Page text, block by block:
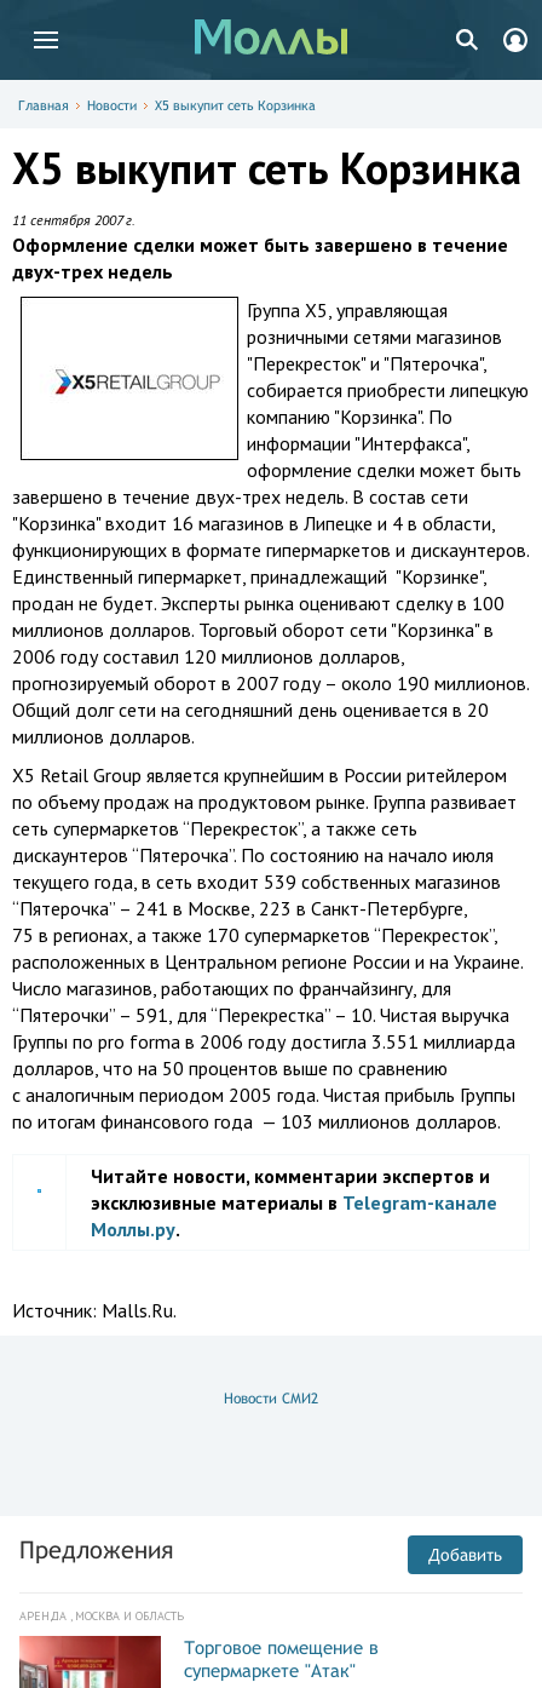
Главная Новости X5 выкупит сеть Корзинка
X5 выкупит сеть Корзинка
11 сентября 2007 г.
Оформление сделки может быть завершено в течение
двух-трех недель
Группа X5, управляющая
розничными сетями магазинов
"Перекресток" и "Пятерочка",
собирается приобрести липецкую
компанию "Корзинка". По
информации "Интерфакса",
оформление сделки может быть
завершено в течение двух-трех недель. В состав сети
"Корзинка" входит 16 магазинов в Липецке и 4 в области,
функционирующих в формате гипермаркетов и дискаунтеров.
Единственный гипермаркет, принадлежащий "Корзинке",
продан не будет. Эксперты рынка оценивают сделку в 100
миллионов долларов. Торговый оборот сети "Корзинка" в
2006 году составил 120 миллионов долларов,
прогнозируемый оборот в 2007 году – около 190 миллионов.
Общий долг сети на сегодняшний день оценивается в 20
миллионов долларов.
X5 Retail Group является крупнейшим в России ритейлером
по объему продаж на продуктовом рынке. Группа развивает
сеть супермаркетов “Перекресток”, а также сеть
дискаунтеров “Пятерочка”. По состоянию на начало июля
текущего года, в сеть входит 539 собственных магазинов
“Пятерочка” – 241 в Москве, 223 в Санкт-Петербурге,
75 в регионах, а также 170 супермаркетов “Перекресток”,
расположенных в Центральном регионе России и на Украине.
Число магазинов, работающих по франчайзингу, для
“Пятерочки” – 591, для “Перекрестка” – 10. Чистая выручка
Группы по pro forma в 2006 году достигла 3.551 миллиарда
долларов, что на 50 процентов выше по сравнению
с аналогичным периодом 2005 года. Чистая прибыль Группы
по итогам финансового года — 103 миллионов долларов.
Читайте новости, комментарии экспертов и
эксклюзивные материалы в Telegram-канале
Моллы.ру.
Источник: Malls.Ru.
Новости СМИ2
Предложения Добавить
АРЕНДА , МОСКВА И ОБЛАСТЬ
Торговое помещение в
супермаркете "Атак"